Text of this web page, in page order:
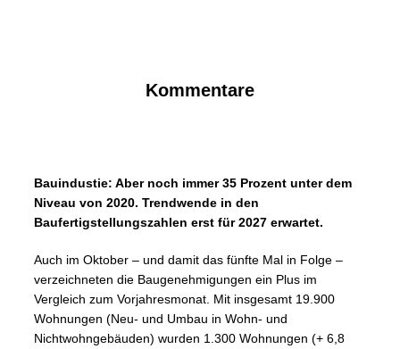
Kommentare
Bauindustie: Aber noch immer 35 Prozent unter dem
Niveau von 2020. Trendwende in den
Baufertigstellungszahlen erst für 2027 erwartet.
Auch im Oktober – und damit das fünfte Mal in Folge –
verzeichneten die Baugenehmigungen ein Plus im
Vergleich zum Vorjahresmonat. Mit insgesamt 19.900
Wohnungen (Neu- und Umbau in Wohn- und
Nichtwohngebäuden) wurden 1.300 Wohnungen (+ 6,8